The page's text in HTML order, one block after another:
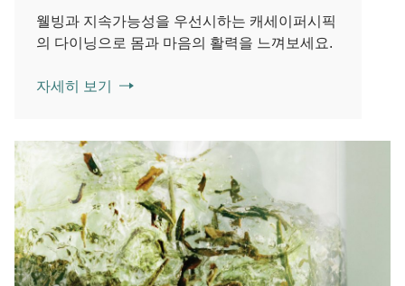
웰빙과 지속가능성을 우선시하는 캐세이퍼시픽
의 다이닝으로 몸과 마음의 활력을 느껴보세요.
자세히 보기